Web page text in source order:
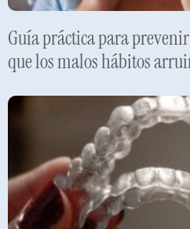
Guía práctica para
que los malos hábitos